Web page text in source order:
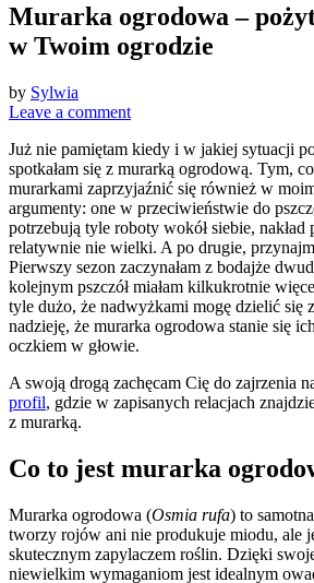
Murarka ogrodowa –
w Twoim ogrodzie
by Sylwia
Leave a comment
Już nie pamiętam kiedy i w jakiej sytuacji
spotkałam się z murarką ogrodową. Tym,
murarkami zaprzyjaźnić się również w
argumenty: one w przeciwieństwie do
potrzebują tyle roboty wokół siebie, nakład
relatywnie nie wielki. A po drugie,
Pierwszy sezon zaczynałam z bodajże
kolejnym pszczół miałam kilkukrotnie
tyle dużo, że nadwyżkami mogę dzielić się
nadzieję, że murarka ogrodowa stanie się
oczkiem w głowie.
A swoją drogą zachęcam Cię do zajrzenia
profil, gdzie w zapisanych relacjach
z murarką.
Co to jest murarka
Murarka ogrodowa (Osmia rufa) to
tworzy rojów ani nie produkuje miodu, ale
skutecznym zapylaczem roślin. Dzięki
niewielkim wymaganiom jest idealnym